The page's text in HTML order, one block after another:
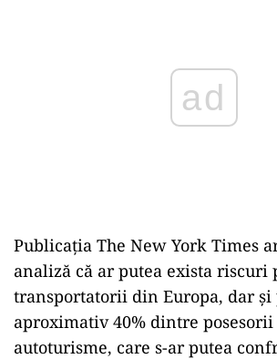
Publicația The New York Times
analiză că ar putea exista riscuri
transportatorii din Europa, dar
aproximativ 40% dintre posesorii
autoturisme, care s-ar putea